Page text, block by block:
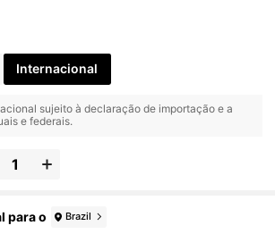
Internacional
sujeito à declaração de importação e a
e federais.
para o Brazil